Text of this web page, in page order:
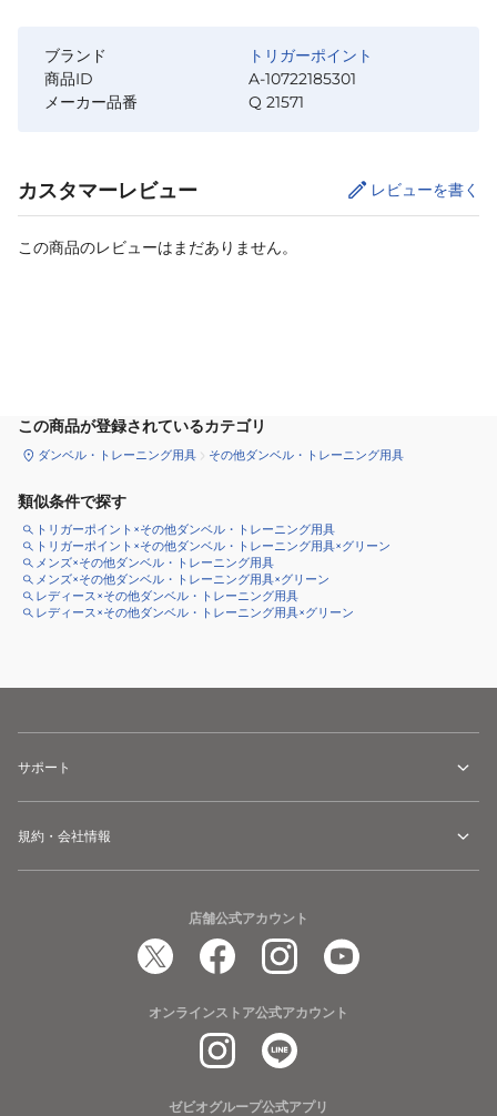
ブランド
トリガーポイント
商品ID
A-10722185301
メーカー品番
Q 21571
カスタマーレビュー レビューを書く
この商品のレビューはまだありません。
この商品が登録されているカテゴリ
ダンベル・トレーニング用具 その他ダンベル・トレーニング用具
類似条件で探す
トリガーポイント×その他ダンベル・トレーニング用具
トリガーポイント×その他ダンベル・トレーニング用具×グリーン
メンズ×その他ダンベル・トレーニング用具
メンズ×その他ダンベル・トレーニング用具×グリーン
レディース×その他ダンベル・トレーニング用具
レディース×その他ダンベル・トレーニング用具×グリーン
サポート
規約・会社情報
店舗公式アカウント
オンラインストア公式アカウント
ゼビオグループ公式アプリ